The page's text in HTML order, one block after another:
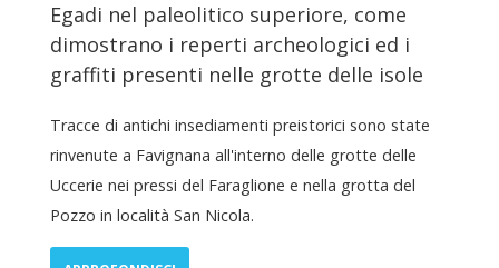
Egadi nel paleolitico superiore, come
dimostrano i reperti archeologici ed i
graffiti presenti nelle grotte delle isole
Tracce di antichi insediamenti preistorici sono state
rinvenute a Favignana all'interno delle grotte delle
Uccerie nei pressi del Faraglione e nella grotta del
Pozzo in località San Nicola.